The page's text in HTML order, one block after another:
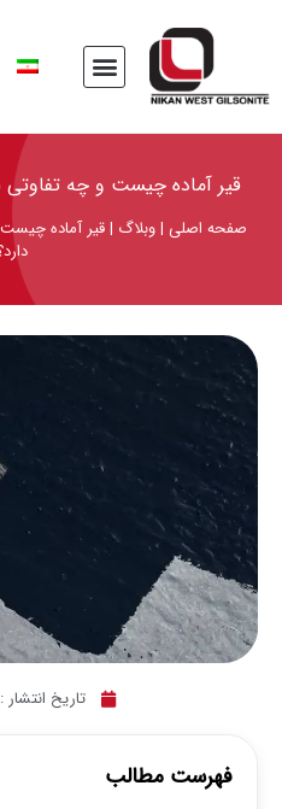
قیر آماده چیست و چه تفاوتی
صفحه اصلی |وبلاگ |قیر آماده
تاریخ
فهرست مطالب